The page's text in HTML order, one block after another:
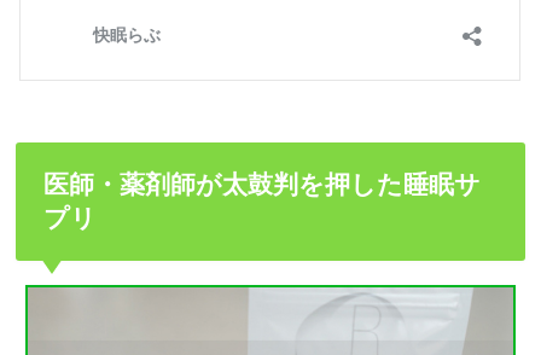
医師・薬剤師が太鼓判を押した睡眠サ
プリ